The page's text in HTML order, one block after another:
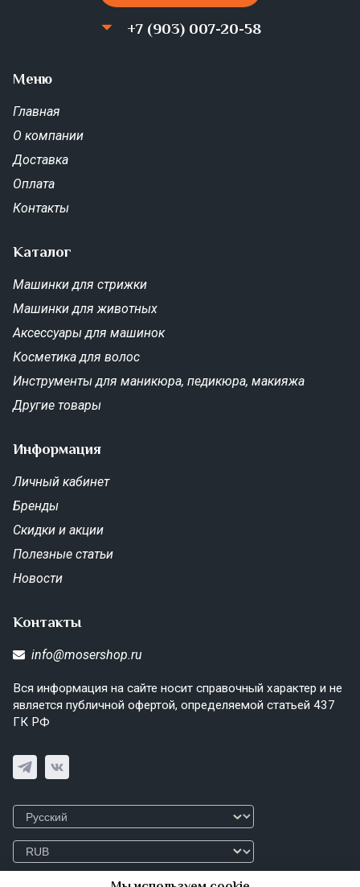
+7 (903) 007-20-58
Меню
Главная
О компании
Доставка
Оплата
Контакты
Каталог
Машинки для стрижки
Машинки для животных
Аксессуары для машинок
Косметика для волос
Инструменты для маникюра, педикюра, макияжа
Другие товары
Информация
Личный кабинет
Бренды
Скидки и акции
Полезные статьи
Новости
Контакты
info@mosershop.ru
Вся информация на сайте носит справочный характер и не
является публичной офертой, определяемой статьей 437
ГК РФ